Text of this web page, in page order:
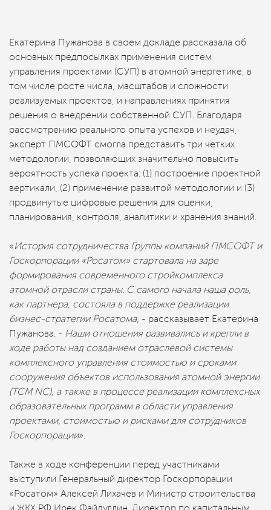
Екатерина Пужанова в своем докладе рассказала об
основных предпосылках применения систем
управления проектами (СУП) в атомной энергетике, в
том числе росте числа, масштабов и сложности
реализуемых проектов, и направлениях принятия
решения о внедрении собственной СУП. Благодаря
рассмотрению реального опыта успехов и неудач,
эксперт ПМСОФТ смогла представить три четких
методологии, позволяющих значительно повысить
вероятность успеха проекта: (1) построение проектной
вертикали, (2) применение развитой методологии и (3)
продвинутые цифровые решения для оценки,
планирования, контроля, аналитики и хранения знаний.
«История сотрудничества Группы компаний ПМСОФТ и
Госкорпорации «Росатом» стартовала на заре
формирования современного стройкомплекса
атомной отрасли страны. С самого начала наша роль,
как партнера, состояла в поддержке реализации
бизнес-стратегии Росатома, - рассказывает Екатерина
Пужанова. - Наши отношения развивались и крепли в
ходе работы над созданием отраслевой системы
комплексного управления стоимостью и сроками
сооружения объектов использования атомной энергии
(TCM NC), а также в процессе реализации комплексных
образовательных программ в области управления
проектами, стоимостью и рисками для сотрудников
Госкорпорации».
Также в ходе конференции перед участниками
выступили Генеральный директор Госкорпорации
«Росатом» Алексей Лихачев и Министр строительства